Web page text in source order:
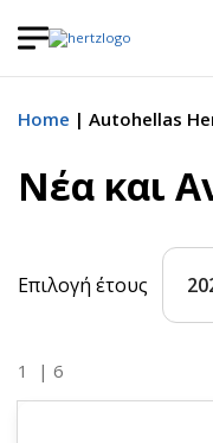
Home Autohellas
Νέα και
Επιλογή έτους
1 | 6